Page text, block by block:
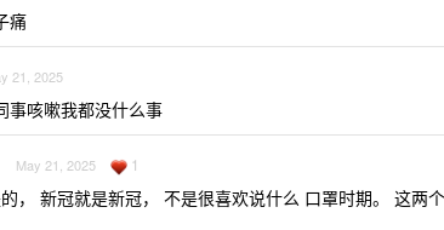
痛
21, 2025
事咳嗽我都没什么事
May 21, 2025 1
， 新冠就是新冠， 不是很喜欢说什么 口罩时期。 这两